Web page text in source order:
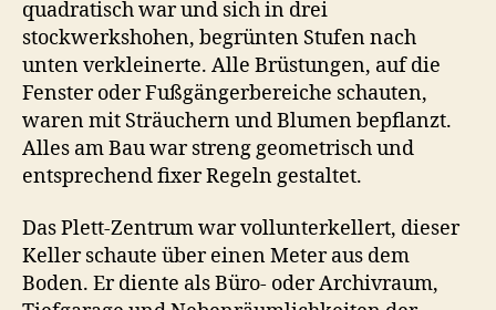
quadratisch war und sich in drei
stockwerkshohen, begrünten Stufen nach
unten verkleinerte. Alle Brüstungen, auf die
Fenster oder Fußgängerbereiche schauten,
waren mit Sträuchern und Blumen bepflanzt.
Alles am Bau war streng geometrisch und
entsprechend fixer Regeln gestaltet.
Das Plett-Zentrum war vollunterkellert, dieser
Keller schaute über einen Meter aus dem
Boden. Er diente als Büro- oder Archivraum,